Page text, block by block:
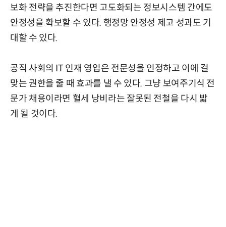
보화 전략을 추진한다면 고도화되는 정보시스템 간에도
안정성을 확보할 수 있다. 행정망 안정성 제고 성과도 기
대할 수 있다.
공직 사회의 IT 인재 영입은 전문성을 인정하고 이에 걸
맞는 권한을 줄 때 효과를 낼 수 있다. 그냥 보여주기식 전
문가 채용이라면 혈세 낭비라는 잘못된 전철을 다시 밟
게 될 것이다.